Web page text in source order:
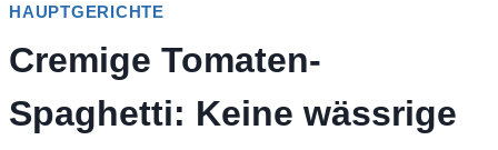
HAUPTGERICHTE
Cremige Tomaten-
Spaghetti: Keine wässrige